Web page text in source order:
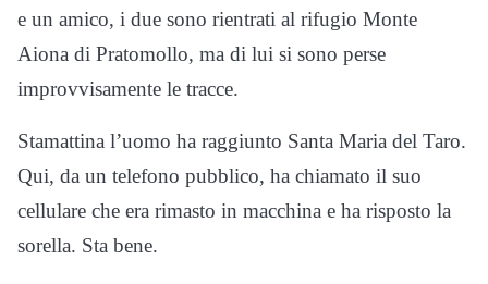
e un amico, i due sono rientrati al rifugio Monte
Aiona di Pratomollo, ma di lui si sono perse
improvvisamente le tracce.
Stamattina l’uomo ha raggiunto Santa Maria del Taro.
Qui, da un telefono pubblico, ha chiamato il suo
cellulare che era rimasto in macchina e ha risposto la
sorella. Sta bene.